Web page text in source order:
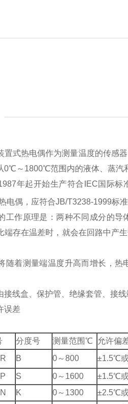
置式热电偶作为测量温度的传感
0℃～1800℃范围内的液体、蒸汽
年起开始生产符合IEC国际标
电偶，应符合JB/T3238-1999标准
工作原理是：两种不同成分的
端存在温差时，就会在回路中产
随着测量端温度升高而增长，
接线盒、保护管、绝缘套管、接
误差
分度号 测量范围℃
允许
B 0～800 ±1.5℃或
S 0～1600
±1.5℃或
K 0～1300
±2.5℃或